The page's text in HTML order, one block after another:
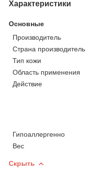
Характеристики
Основные
Производитель
Страна производитель
Тип кожи
Область применения
Действие
Гипоаллергенно
Вес
Скрыть